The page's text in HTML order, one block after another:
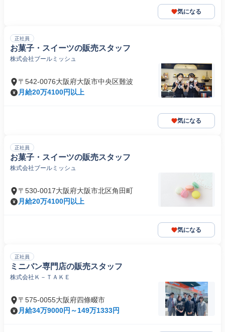
気になる
正社員
お菓子・スイーツの販売スタッフ
株式会社ブールミッシュ
〒542-0076大阪府大阪市中央区難波
月給20万4100円以上
気になる
正社員
お菓子・スイーツの販売スタッフ
株式会社ブールミッシュ
〒530-0017大阪府大阪市北区角田町
月給20万4100円以上
気になる
正社員
ミニバン専門店の販売スタッフ
株式会社Ｋ－ＴＡＫＥ
〒575-0055大阪府四條畷市
月給34万9000円～149万1333円